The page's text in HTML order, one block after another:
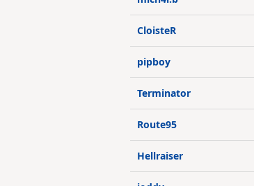
CloisteR
pipboy
Terminator
Route95
Hellraiser